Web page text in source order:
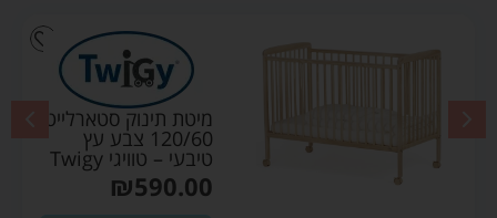
מיטת תינוק סטארלייט
120/60 צבע עץ
טיבעי – טוויגי Twigy
₪590.00